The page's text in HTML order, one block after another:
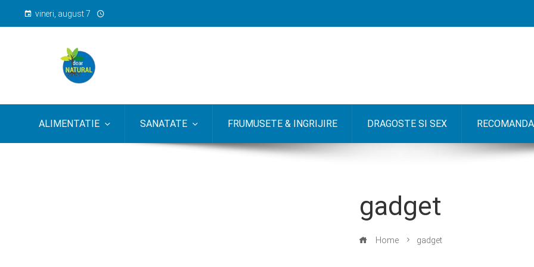
vineri, august 7
ALIMENTATIE SANATATE FRUMUSETE & INGRIJIRE DRAGOSTE SI SEX
gadget
Home gadget